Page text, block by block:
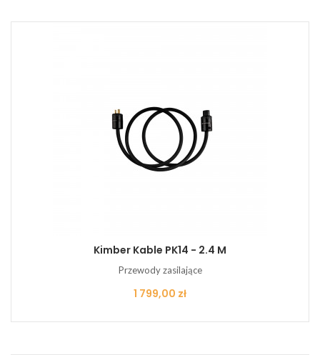
Kimber Kable PK14 - 2.4 M
Przewody zasilające
Cena
1 799,00 zł